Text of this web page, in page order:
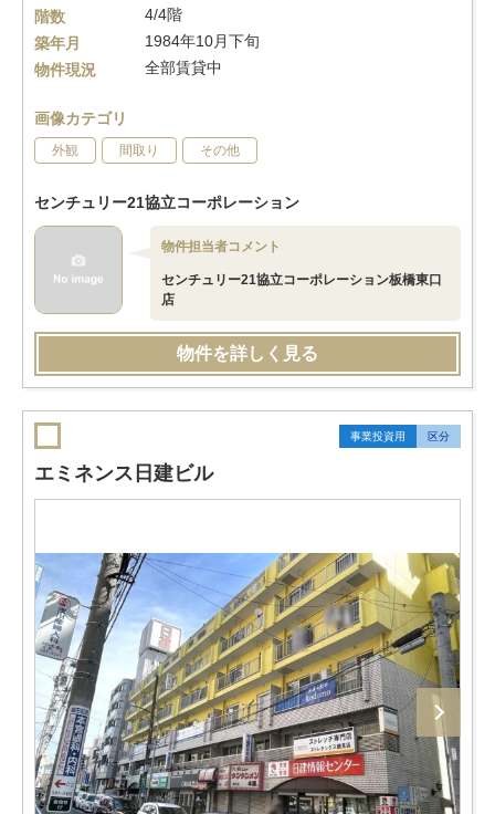
階数
4/4階
築年月
1984年10月下旬
物件現況
全部賃貸中
画像カテゴリ
外観 間取り その他
センチュリー21協立コーポレーション
物件担当者コメント
センチュリー21協立コーポレーション板橋東口
店
物件を詳しく見る
事業投資用 区分
エミネンス日建ビル